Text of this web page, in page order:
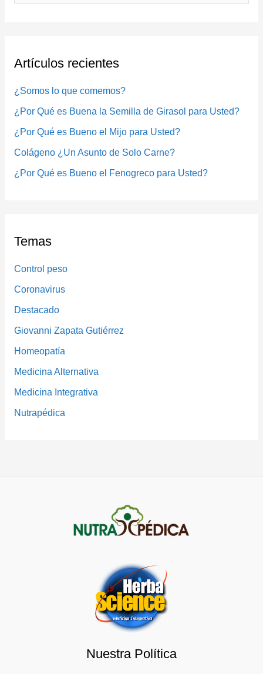
a
r
:
Artículos recientes
¿Somos lo que comemos?
¿Por Qué es Buena la Semilla de Girasol para Usted?
¿Por Qué es Bueno el Mijo para Usted?
Colágeno ¿Un Asunto de Solo Carne?
¿Por Qué es Bueno el Fenogreco para Usted?
Temas
Control peso
Coronavirus
Destacado
Giovanni Zapata Gutiérrez
Homeopatía
Medicina Alternativa
Medicina Integrativa
Nutrapédica
Nuestra Política